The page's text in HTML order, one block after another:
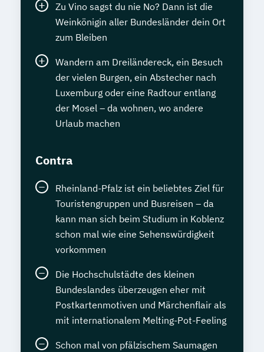
Zu Vino sagst du nie No? Dann ist die
Weinkönigin aller Bundesländer dein Ort
zum Bleiben
Wandern am Dreiländereck, ein Besuch
der vielen Burgen, ein Abstecher nach
Luxemburg oder eine Radtour entlang
der Mosel – da wohnen, wo andere
Urlaub machen
Contra
Rheinland-Pfalz ist ein beliebtes Ziel für
Touristengruppen und Busreisen – da
kann man sich beim Studium in Koblenz
schon mal wie eine Sehenswürdigkeit
vorkommen
Die Hochschulstädte des kleinen
Bundeslandes überzeugen eher mit
Postkartenmotiven und Märchenflair als
mit internationalem Melting-Pot-Feeling
Schon mal von pfälzischem Saumagen